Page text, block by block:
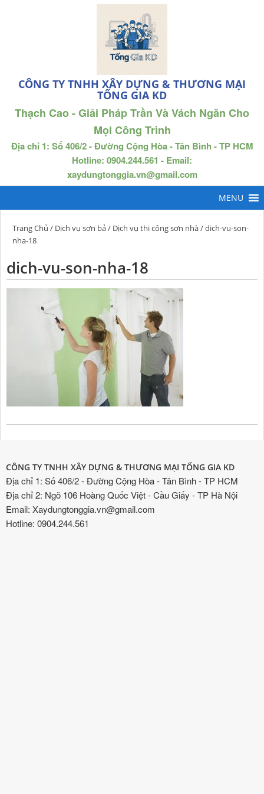
CÔNG TY TNHH XÂY DỰNG & THƯƠNG MẠI
TỐNG GIA KD
Thạch Cao - Giải Pháp Trần Và Vách Ngăn Cho
Mọi Công Trình
Địa chỉ 1: Số 406/2 - Đường Cộng Hòa - Tân Bình - TP HCM
Hotline: 0904.244.561 - Email:
xaydungtonggia.vn@gmail.com
Trang Chủ / Dịch vụ sơn bả/ Dịch vụ thi công sơn nhà/ dich-vu-son-
nha-18
dich-vu-son-nha-18
CÔNG TY TNHH XÂY DỰNG & THƯƠNG MẠI TỐNG GIA KD
Địa chỉ 1: Số 406/2 - Đường Cộng Hòa - Tân Bình - TP HCM
Địa chỉ 2: Ngõ 106 Hoàng Quốc Việt - Cầu Giấy - TP Hà Nội
Email: Xaydungtonggia.vn@gmail.com
Hotline: 0904.244.561